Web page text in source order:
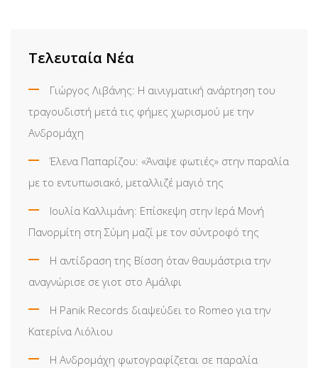
Τελευταία Νέα
Γιώργος Λιβάνης: Η αινιγματική ανάρτηση του
τραγουδιστή μετά τις φήμες χωρισμού με την
Ανδρομάχη
Έλενα Παπαρίζου: «Άναψε φωτιές» στην παραλία
με το εντυπωσιακό, μεταλλιζέ μαγιό της
Ιουλία Καλλιμάνη: Επίσκεψη στην Ιερά Μονή
Πανορμίτη στη Σύμη μαζί με τον σύντροφό της
Η αντίδραση της Βίσση όταν θαυμάστρια την
αναγνώρισε σε γιοτ στο Αμάλφι
Η Panik Records διαψεύδει το Romeo για την
Κατερίνα Λιόλιου
Η Ανδρομάχη φωτογραφίζεται σε παραλία